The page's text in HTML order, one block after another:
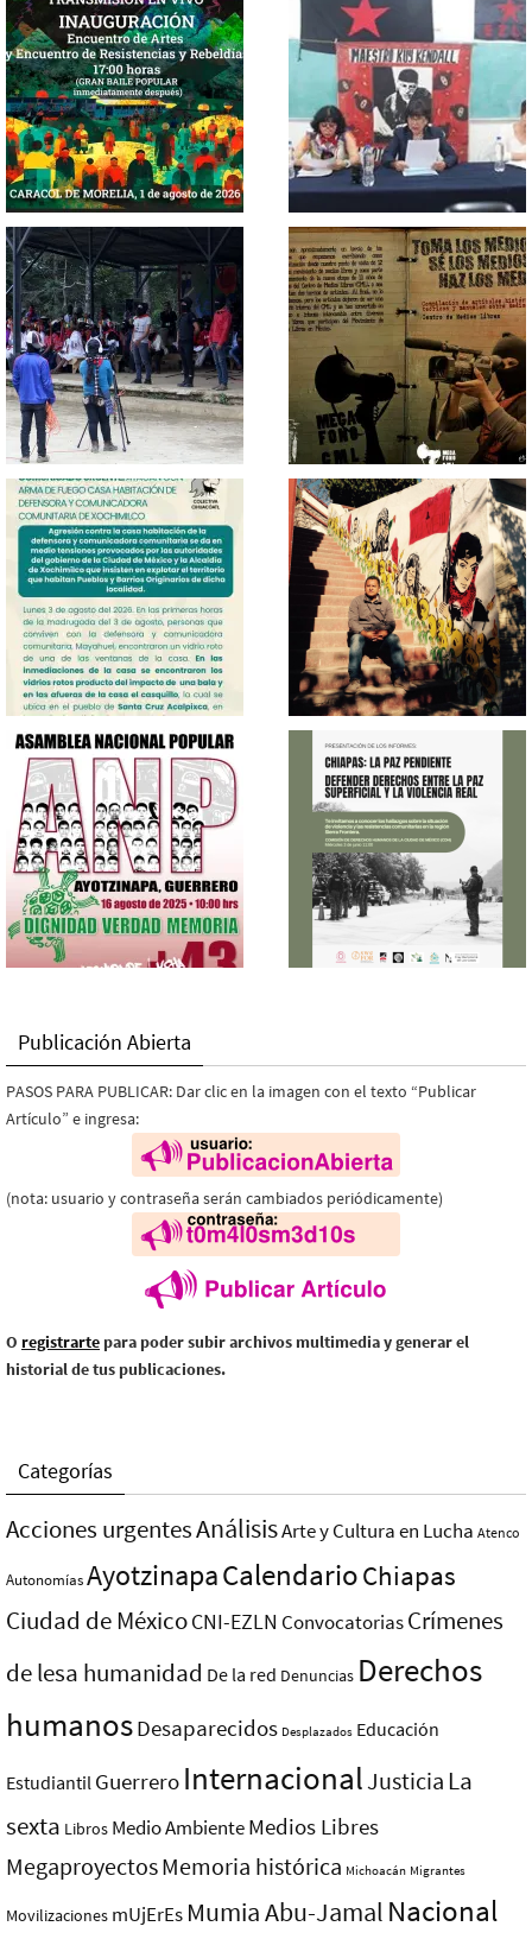
Publicación Abierta
PASOS PARA PUBLICAR: Dar clic en la imagen con el texto “Publicar
Artículo” e ingresa:
(nota: usuario y contraseña serán cambiados periódicamente)
O registrarte para poder subir archivos multimedia y generar el
historial de tus publicaciones.
Categorías
Acciones urgentesAnálisisArte y Cultura en Lucha Atenco
AutonomíasAyotzinapaCalendarioChiapas
Ciudad de MéxicoCNI-EZLN ConvocatoriasCrímenes
de lesa humanidad De la red Denuncias Derechos
humanosDesaparecidos Desplazados Educación
Estudiantil Guerrero InternacionalJusticia La
sexta Libros Medio AmbienteMedios Libres
MegaproyectosMemoria histórica Michoacán Migrantes
Movilizaciones mUjErEs Mumia Abu-Jamal Nacional